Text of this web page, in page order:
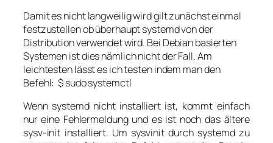
Damit es nicht langweilig wird gilt zunächst einmal
festzustellen ob überhaupt systemd von der
Distribution verwendet wird. Bei Debian basierten
Systemen ist dies nämlich nicht der Fall. Am
leichtesten lässt es ich testen indem man den
Befehl:$ sudo systemctl
Wenn systemd nicht installiert ist, kommt einfach
nur eine Fehlermeldung und es ist noch das ältere
sysv-init installiert. Um sysvinit durch systemd zu